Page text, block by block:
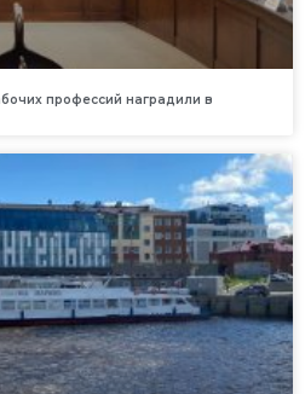
профессий наградили в